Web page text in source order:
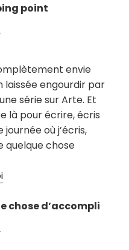
point
envie
laissée engourdir par
série sur Arte. Et
là pour écrire, écris
où j’écris,
quelque chose
chose d’accompli